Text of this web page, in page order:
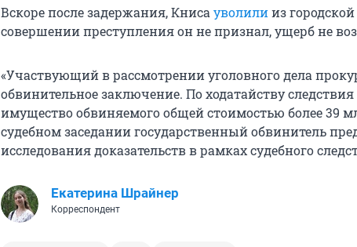
Вскоре после задержания, Книса уволилииз
совершении преступления он не признал, ущерб не
«Участвующий в рассмотрении уголовного дела
обвинительное заключение. По ходатайству
имущество обвиняемого общей стоимостью более 39
судебном заседании государственный обвинитель
исследования доказательств в рамках судебного
Екатерина Шрайнер
Корреспондент